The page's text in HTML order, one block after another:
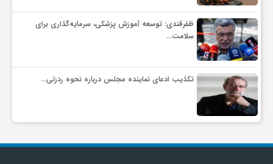
ظفرقندی: توسعه آموزش پزشکی، سرمایه‌گذاری برای
سلامت…
تکذیب ادعای نماینده مجلس درباره نحوه ردزنی…